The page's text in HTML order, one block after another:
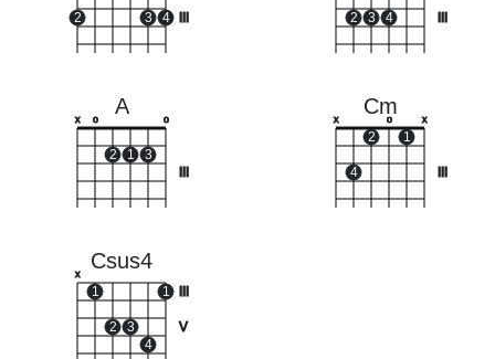
2 3 4 2 3 4
A
x o
2 1 3
o
Cm
x
4
2
o
1
x
Csus4
V
x
1
2
3
4
1